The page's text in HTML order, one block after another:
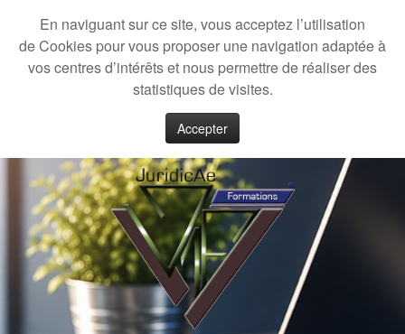
En naviguant sur ce site, vous acceptez l’utilisation
de Cookies pour vous proposer une navigation adaptée à
vos centres d’intérêts et nous permettre de réaliser des
statistiques de visites.
Accepter